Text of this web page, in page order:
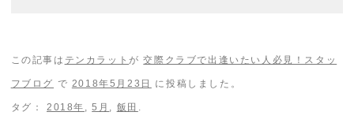
この記事は テンカラットが交際クラブで出逢いたい人必見！スタッ
フブログ で 2018年5月23日 に投稿しました。
タグ： 2018年 ,5月 , 飯田 .